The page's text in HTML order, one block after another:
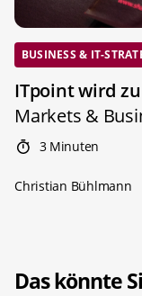
BUSINESS & IT-
ITpoint wird
Markets &
3 Minuten
Christian Bühlmann
Das könnte